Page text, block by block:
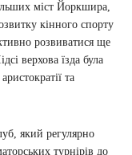
міст Йоркшира,
кінного спорту
розвиватися ще
верхова їзда була
та
який регулярно
турнірів до